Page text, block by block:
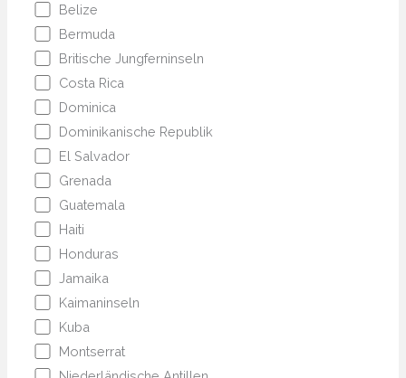
Belize
Bermuda
Britische Jungferninseln
Costa Rica
Dominica
Dominikanische Republik
El Salvador
Grenada
Guatemala
Haiti
Honduras
Jamaika
Kaimaninseln
Kuba
Montserrat